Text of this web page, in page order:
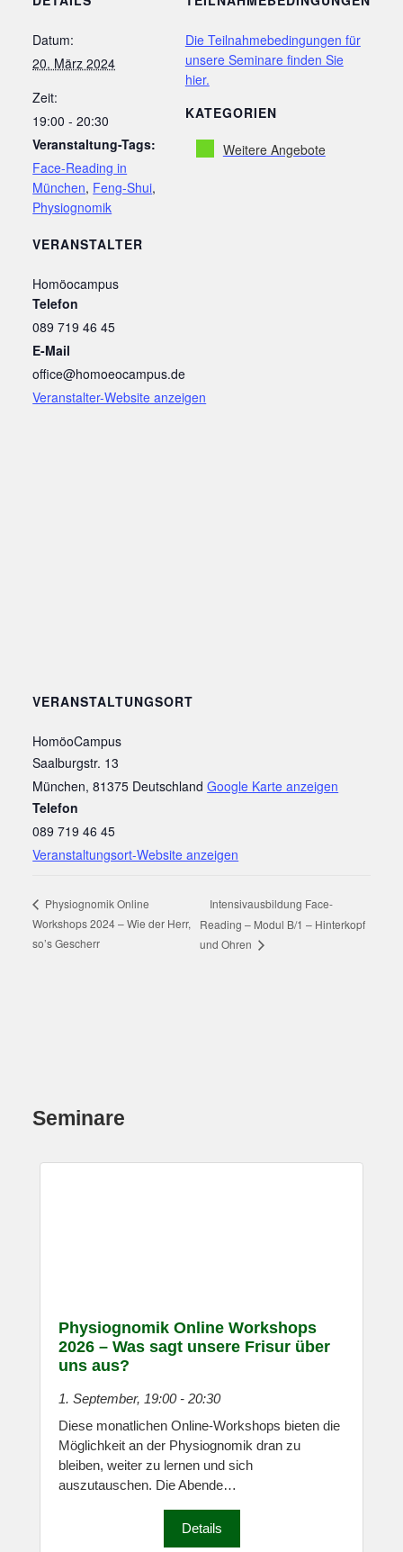
Datum:
20. März 2024
Zeit:
19:00 - 20:30
Veranstaltung-Tags:
Face-Reading in
München, Feng-Shui,
Physiognomik
Die Teilnahmebedingungen für
unsere Seminare finden Sie
hier.
KATEGORIEN
Weitere Angebote
VERANSTALTER
Homöocampus
Telefon
089 719 46 45
E-Mail
office@homoeocampus.de
Veranstalter-Website anzeigen
VERANSTALTUNGSORT
HomöoCampus
Saalburgstr. 13
München, 81375 Deutschland Google Karte anzeigen
Telefon
089 719 46 45
Veranstaltungsort-Website anzeigen
Physiognomik Online
Workshops 2024 – Wie der Herr,
so’s Gescherr
Intensivausbildung Face-
Reading – Modul B/1 – Hinterkopf
und Ohren
Seminare
Physiognomik Online Workshops
2026 – Was sagt unsere Frisur über
uns aus?
1. September, 19:00- 20:30
Diese monatlichen Online-Workshops bieten die
Möglichkeit an der Physiognomik dran zu
bleiben, weiter zu lernen und sich
auszutauschen. Die Abende…
Details